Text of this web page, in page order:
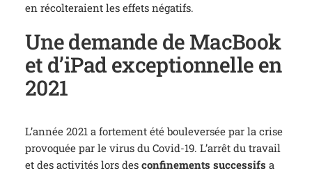
en récolteraient les effets négatifs.
Une demande de MacBook
et d’iPad exceptionnelle en
2021
L’année 2021 a fortement été bouleversée par la crise
provoquée par le virus du Covid-19. L’arrêt du travail
et des activités lors des confinements successifs a